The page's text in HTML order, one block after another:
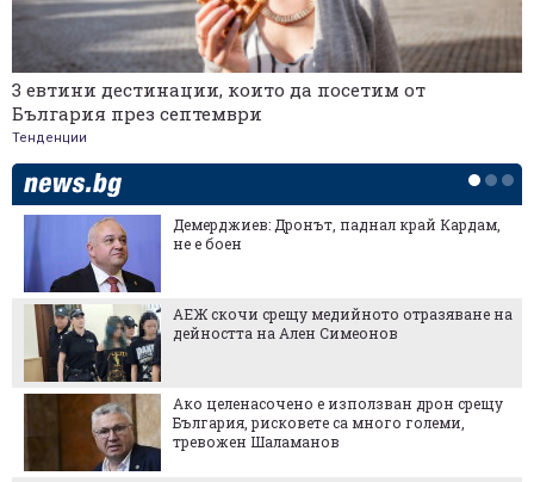
3 евтини дестинации, които да посетим от
България през септември
Тенденции
Демерджиев: Дронът, паднал край Кардам,
не е боен
АЕЖ скочи срещу медийното отразяване на
дейността на Ален Симеонов
Ако целенасочено е използван дрон срещу
България, рисковете са много големи,
тревожен Шаламанов